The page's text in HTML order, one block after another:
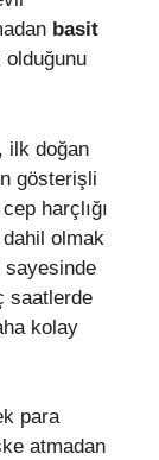
basit
olduğunu
, ilk doğan
gösterişli
harçlığı
olmak
sayesinde
saatlerde
kolay
para
atmadan